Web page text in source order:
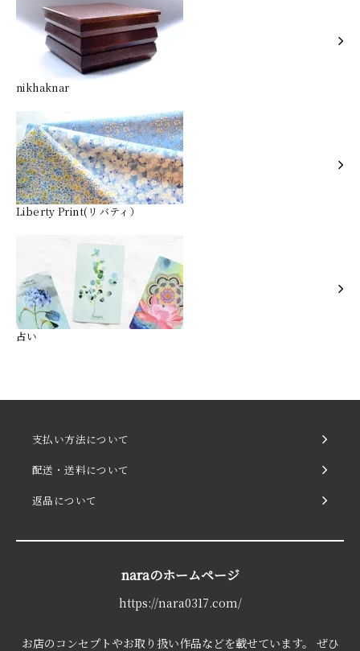
nikhaknar
Liberty Print(リバティ）
占い
支払い方法について
配送・送料について
返品について
naraのホームページ
https://nara0317.com/
お店のコンセプトやお取り扱い作品などを載せています。 ぜひ